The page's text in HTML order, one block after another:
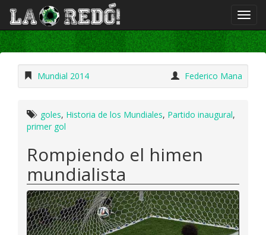
Mundial 2014 Federico Mana
goles, Historia de los Mundiales, Partido inaugural,
primer gol
Rompiendo el himen
mundialista